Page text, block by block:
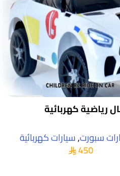
رياضية كهربائية
سبورت,سيارات كهربائية
450